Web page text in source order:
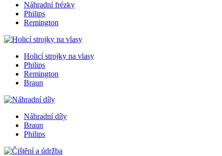
Náhradní frézky
Philips
Remington
Holicí strojky na vlasy
Philips
Remington
Braun
Náhradní díly
Braun
Philips